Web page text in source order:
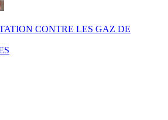
CONTRE LES GAZ DE